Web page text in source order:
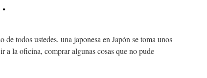
todos ustedes, una japonesa en Japón se toma unos
a la oficina, comprar algunas cosas que no pude